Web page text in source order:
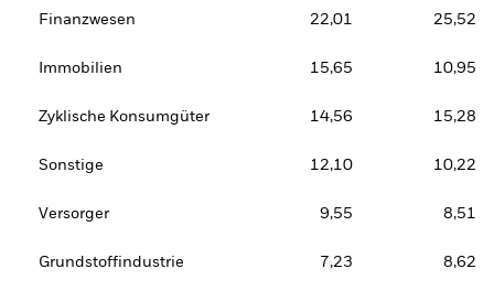
Finanzwesen 22,01 25,52
Immobilien 15,65 10,95
Zyklische Konsumgüter 14,56 15,28
Sonstige 12,10 10,22
Versorger 9,55 8,51
Grundstoffindustrie 7,23 8,62